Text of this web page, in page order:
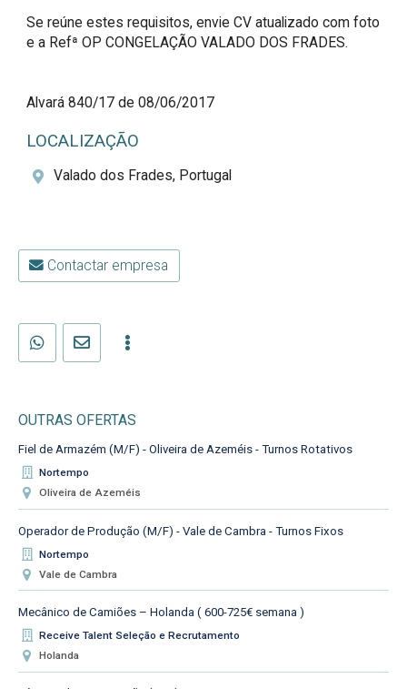
Se reúne estes requisitos, envie CV atualizado com foto
e a Refª OP CONGELAÇÃO VALADO DOS FRADES.
Alvará 840/17 de 08/06/2017
LOCALIZAÇÃO
Valado dos Frades, Portugal
Contactar empresa
OUTRAS OFERTAS
Fiel de Armazém (M/F) - Oliveira de Azeméis - Turnos Rotativos
Nortempo
Oliveira de Azeméis
Operador de Produção (M/F) - Vale de Cambra - Turnos Fixos
Nortempo
Vale de Cambra
Mecânico de Camiões – Holanda ( 600-725€ semana )
Receive Talent Seleção e Recrutamento
Holanda